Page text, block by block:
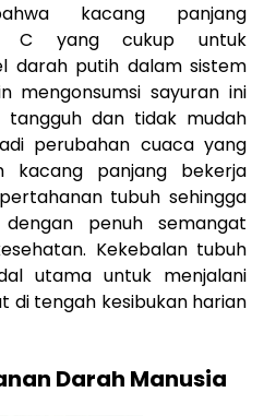
kacang panjang
C yang cukup untuk
darah putih dalam sistem
mengonsumsi sayuran ini
dan tidak mudah
perubahan cuaca yang
kacang panjang bekerja
tubuh sehingga
penuh semangat
Kekebalan tubuh
utama untuk menjalani
di tengah kesibukan harian
Darah Manusia